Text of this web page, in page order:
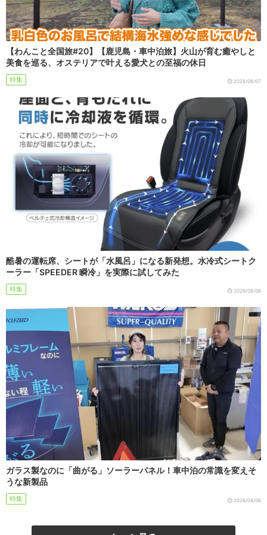
【わんこと全国旅#20】【鹿児島・車中泊旅】火山が育む癒やしと
美食を巡る、オステリアで叶える愛犬との至福の休日
特集 2026/08/07
酷暑の運転席、シートが「水風呂」になる新発想。水冷式シートク
ーラー「SPEEDER 瞬冷」を実際に試してみた
特集 2026/08/06
ガラス製なのに「曲がる」ソーラーパネル！車中泊の常識を変えそ
うな新製品
特集 2026/08/06